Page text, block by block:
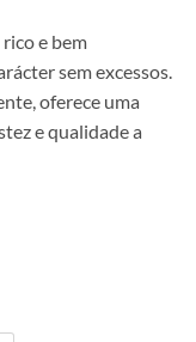
e bem
sem excessos.
oferece uma
e qualidade a